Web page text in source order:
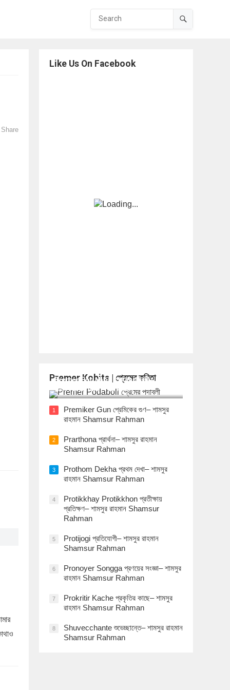
Share
Like Us On Facebook
Premer Kobita | প্রেমের কবিতা
Premer Podaboli প্রেমের পদাবলী– শামসুর
রাহমান Shamsur Rahman
1
Premiker Gun প্রেমিকের গুণ– শামসুর
রাহমান Shamsur Rahman
2
Prarthona প্রার্থনা– শামসুর রাহমান
Shamsur Rahman
3
Prothom Dekha প্রথম দেখা– শামসুর
রাহমান Shamsur Rahman
4
Protikkhay Protikkhon প্রতীক্ষায়
প্রতিক্ষণ– শামসুর রাহমান Shamsur
Rahman
5
Protijogi প্রতিযোগী– শামসুর রাহমান
Shamsur Rahman
6
Pronoyer Songga প্রণয়ের সংজ্ঞা– শামসুর
রাহমান Shamsur Rahman
7
Prokritir Kache প্রকৃতির কাছে– শামসুর
রাহমান Shamsur Rahman
8
Shuvecchante শুভেচ্ছান্তে– শামসুর রাহমান
Shamsur Rahman